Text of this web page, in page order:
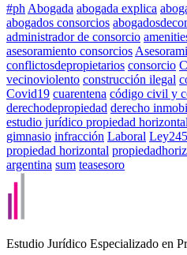
#ph Abogada abogada explica
abogados consorcios
administrador de consorcio
asesoramiento consorcios
conflictosdepropietarios consorcio
vecinoviolento construcción ilegal
Covid19 cuarentena código civil y
derechodepropiedad derecho
estudio jurídico propiedad horizontal
gimnasio infracción Laboral
propiedad horizontal
argentina sum teasesoro
Estudio Jurídico Especializado en